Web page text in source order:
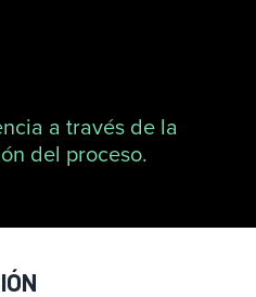
a través de la
del proceso.